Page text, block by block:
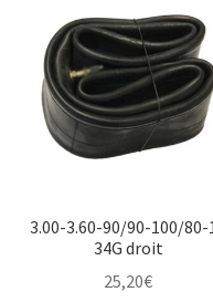
3.00-3.60-90/90-100/80-
34G droit
25,20€